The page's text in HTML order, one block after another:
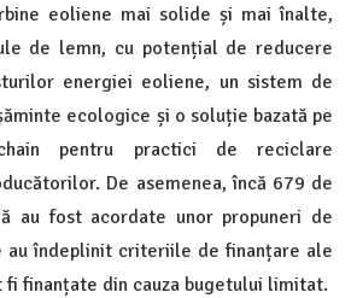
eoliene mai solide și mai înalte,
de lemn, cu potențial de reducere
energiei eoliene, un sistem de
ecologice și o soluție bazată pe
pentru practici de reciclare
De asemenea, încă 679 de
au fost acordate unor propuneri de
au îndeplinit criteriile de finanțare ale
fi finanțate din cauza bugetului limitat.